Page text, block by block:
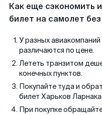
Как еще сэкономить
билет на самолет
У разных авиакомпаний
различаются по цене.
Лететь транзитом
конечных пунктов.
Покупайте туда и
билет Харьков
При покупке